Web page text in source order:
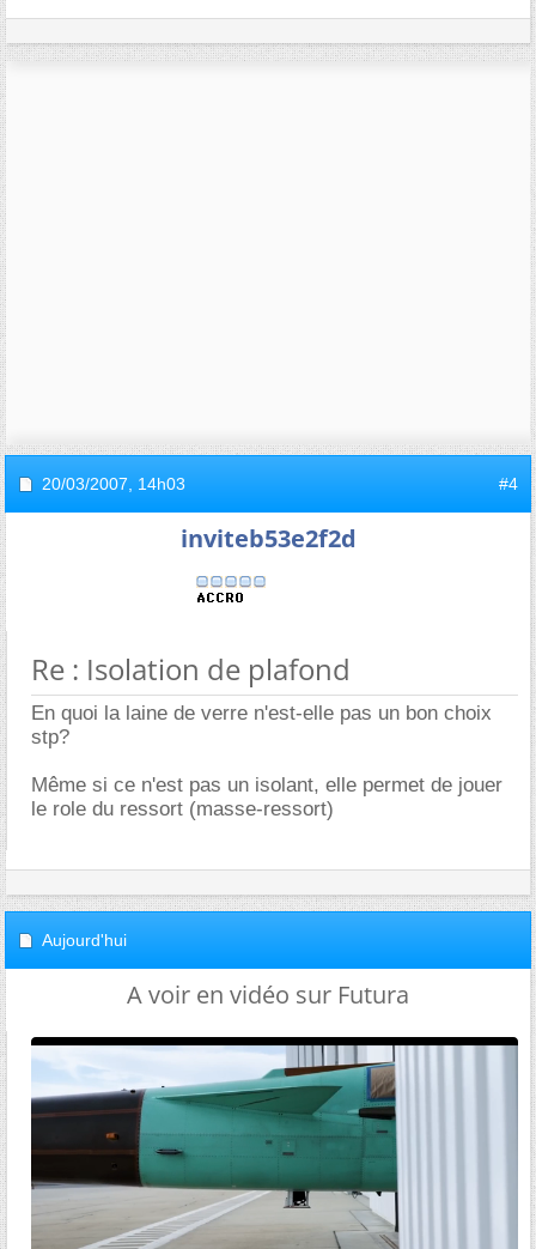
20/03/2007, 14h03 #4
inviteb53e2f2d
Re : Isolation de plafond
En quoi la laine de verre n'est-elle pas un bon choix
stp?
Même si ce n'est pas un isolant, elle permet de jouer
le role du ressort (masse-ressort)
Aujourd'hui
A voir en vidéo sur Futura